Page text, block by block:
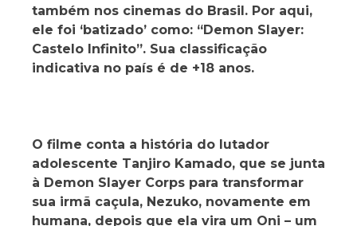
também nos cinemas do Brasil. Por aqui,
ele foi ‘batizado’ como: “Demon Slayer:
Castelo Infinito”. Sua classificação
indicativa no país é de +18 anos.
O filme conta a história do lutador
adolescente Tanjiro Kamado, que se junta
à Demon Slayer Corps para transformar
sua irmã caçula, Nezuko, novamente em
humana, depois que ela vira um Oni – um